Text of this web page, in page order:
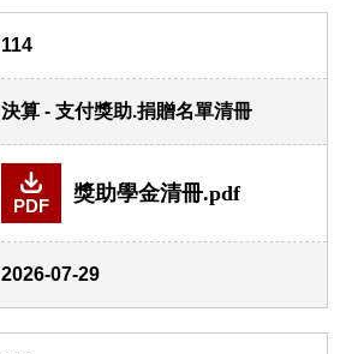
114
決算 - 支付獎助.捐贈名單清冊
PDF
獎助學金清冊.pdf
2026-07-29